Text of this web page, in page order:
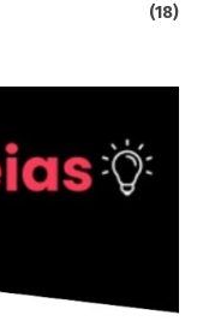
(18)